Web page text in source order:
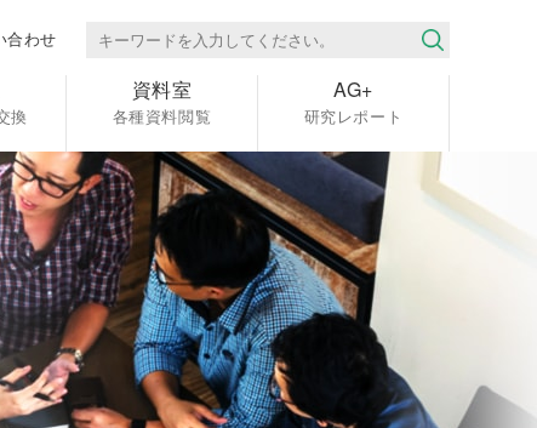
合わせ
換
資料室
各種資料閲覧
AG+
研究レポート